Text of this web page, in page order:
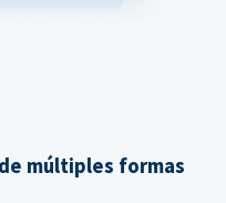
múltiples formas